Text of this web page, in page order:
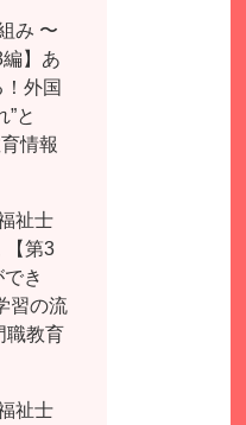
み 〜
編】あ
外国
”と
情報
祉士
【第3
き
習の流
職教育
祉士